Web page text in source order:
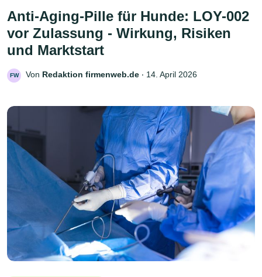
Anti-Aging-Pille für Hunde: LOY-002
vor Zulassung - Wirkung, Risiken
und Marktstart
FW Von Redaktion firmenweb.de ‧ 14. April 2026